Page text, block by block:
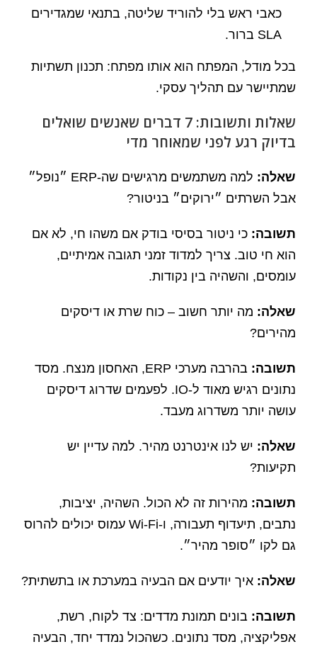
כאבי ראש בלי להוריד שליטה, בתנאי שמגדירים
SLA ברור.
בכל מודל, המפתח הוא אותו מפתח: תכנון תשתיות
שמתיישר עם תהליך עסקי.
שאלות ותשובות: 7 דברים שאנשים שואלים
בדיוק רגע לפני שמאוחר מדי
שאלה:
למה משתמשים מרגישים שה-ERP ״נופל״
אבל השרתים ״ירוקים״ בניטור?
תשובה: כי ניטור בסיסי בודק אם משהו חי, לא אם
הוא חי טוב. צריך למדוד זמני תגובה אמיתיים,
עומסים, והשהיה בין נקודות.
שאלה: מה יותר חשוב – כוח שרת או דיסקים
מהירים?
תשובה:
בהרבה מערכי ERP, האחסון מנצח. מסד
נתונים רגיש מאוד ל-IO. לפעמים שדרוג דיסקים
עושה יותר משדרוג מעבד.
שאלה: יש לנו אינטרנט מהיר. למה עדיין יש
תקיעות?
תשובה: מהירות זה לא הכול. השהיה, יציבות,
נתבים, תיעדוף תעבורה, ו-Wi-Fi עמוס יכולים להרוס
גם לקו ״סופר מהיר״.
שאלה: איך יודעים אם הבעיה במערכת או בתשתית?
תשובה: בונים תמונת מדדים: צד לקוח, רשת,
אפליקציה, מסד נתונים. כשהכול נמדד יחד, הבעיה